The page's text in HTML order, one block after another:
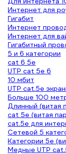
Интернет для
Гигабит
Интернет
Интернет для
Гигабитный
5 и 6 категории
cat 6 5e
UTP cat 5e 6
10 мбит
UTP cat.5e
Больше 100
Длинный (витая
cat 5e (витая
cat.5e для
Сетевой 5
Категории 5е
Медные UTP